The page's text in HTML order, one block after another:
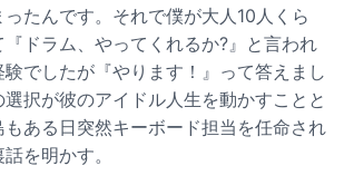
たんです。それで僕が大人10人くら
ドラム、やってくれるか?』と言われ
でしたが『やります！』って答えまし
択が彼のアイドル人生を動かすことと
ある日突然キーボード担当を任命され
を明かす。